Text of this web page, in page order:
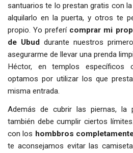
santuarios te lo prestan gratis con
alquilarlo en la puerta, y otros te
propio. Yo preferí comprar mi
de Ubud durante nuestros
asegurarme de llevar una prenda
Héctor, en templos específicos
optamos por utilizar los que
misma entrada.
Además de cubrir las piernas, la
también debe cumplir ciertos
con los hombbros
te aconsejamos evitar las